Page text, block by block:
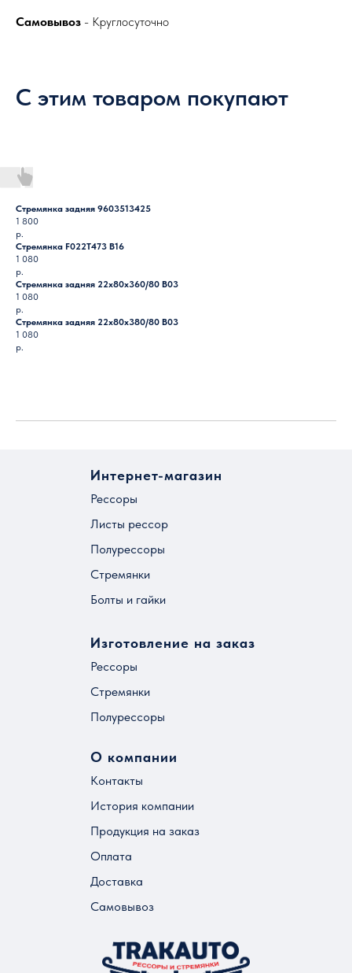
Самовывоз - Круглосуточно
С этим товаром покупают
Стремянка задняя 9603513425
1 800
р.
Стремянка F022T473 B16
1 080
р.
Стремянка задняя 22х80х360/80 B03
1 080
р.
Стремянка задняя 22х80х380/80 B03
1 080
р.
Интернет-магазин
Рессоры
Листы рессор
Полурессоры
Стремянки
Болты и гайки
Изготовление на заказ
Рессоры
Стремянки
Полурессоры
О компании
Контакты
История компании
Продукция на заказ
Оплата
Доставка
Самовывоз